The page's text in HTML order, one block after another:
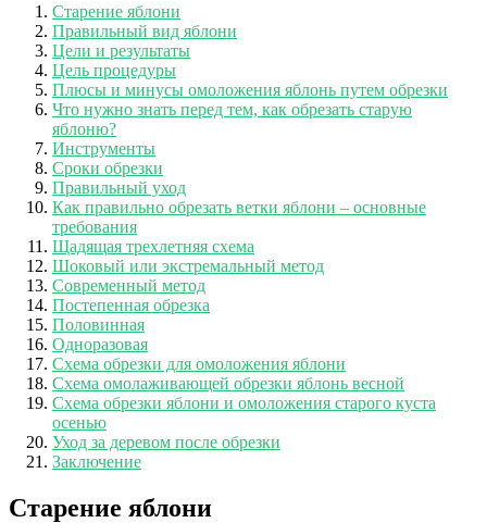
Старение яблони
Правильный вид яблони
Цели и результаты
Цель процедуры
Плюсы и минусы омоложения яблонь путем обрезки
Что нужно знать перед тем, как обрезать старую
яблоню?
Инструменты
Сроки обрезки
Правильный уход
Как правильно обрезать ветки яблони – основные
требования
Щадящая трехлетняя схема
Шоковый или экстремальный метод
Современный метод
Постепенная обрезка
Половинная
Одноразовая
Схема обрезки для омоложения яблони
Схема омолаживающей обрезки яблонь весной
Схема обрезки яблони и омоложения старого куста
осенью
Уход за деревом после обрезки
Заключение
Старение яблони